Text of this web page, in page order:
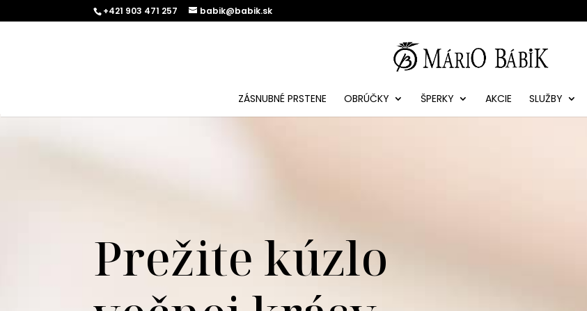
+421 903 471 257 babik@babik.sk
ZÁSNUBNÉ PRSTENE OBRÚČKY ŠPERKY AKCIE SLUŽBY
Prežite kúzlo